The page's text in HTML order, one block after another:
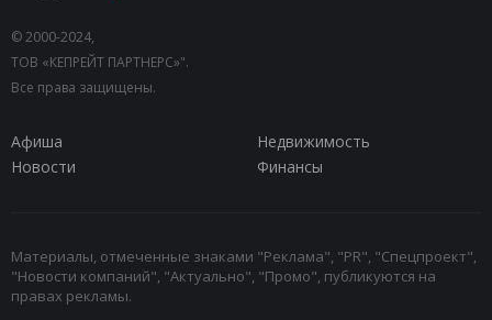
© 2000-2024,
ТОВ «КЕПРЕЙТ ПАРТНЕРС»".
Все права защищены.
Афиша
Недвижимость
Новости
Финансы
Материалы, отмеченные знаками "Реклама", "PR", "Спецпроект",
"Новости компаний", "Актуально", "Промо", публикуются на
правах рекламы.